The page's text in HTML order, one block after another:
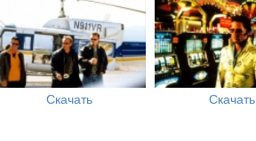
Скачать Скачать